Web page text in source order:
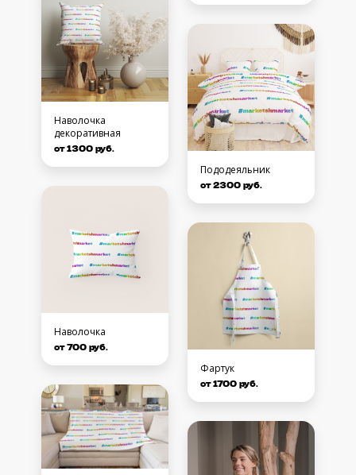
Наволочка
декоративная
от 1300 руб.
Наволочка
от 700 руб.
Пододеяльник
от 2300 руб.
Фартук
от 1700 руб.